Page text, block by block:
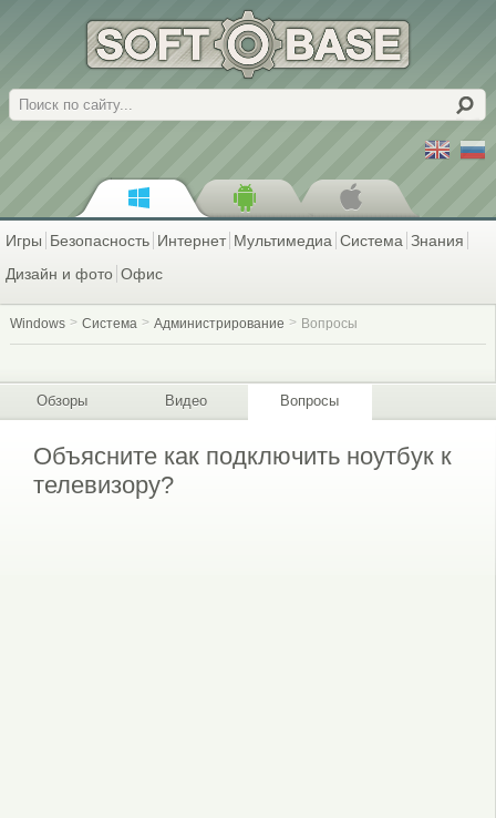
Поиск
Игры Безопасность Интернет Мультимедиа Система Знания
Дизайн и фото Офис
Windows Система Администрирование Вопросы
Обзоры Видео Вопросы
Объясните как подключить ноутбук к
телевизору?